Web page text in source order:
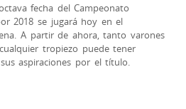
fecha del Campeonato
2018 se jugará hoy en el
A partir de ahora, tanto varones
tropiezo puede tener
aspiraciones por el título.